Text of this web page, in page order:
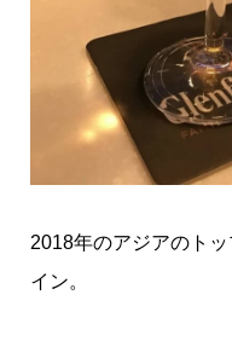
2018年のアジアのト
イン。